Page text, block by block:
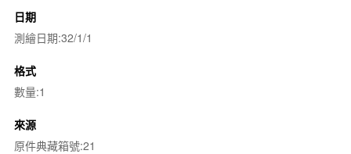
日期
測繪日期:32/1/1
格式
數量:1
來源
原件典藏箱號:21